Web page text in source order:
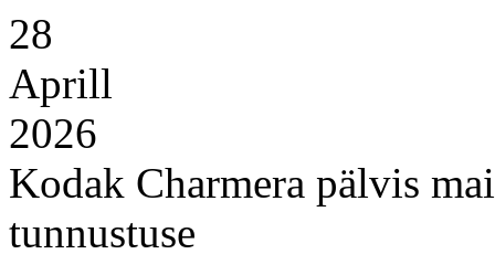
28
Aprill
2026
Kodak Charmera pälvis
tunnustuse